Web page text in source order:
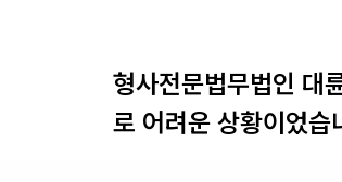
형사전문법무법인 대
로 어려운 상황이었습